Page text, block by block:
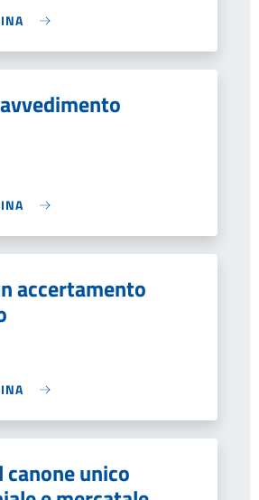
accertamento
canone unico